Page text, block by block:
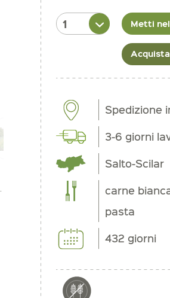
Metti
Spedizione
3-6 giorni
Salto-Scilar
carne
pasta
432 giorni